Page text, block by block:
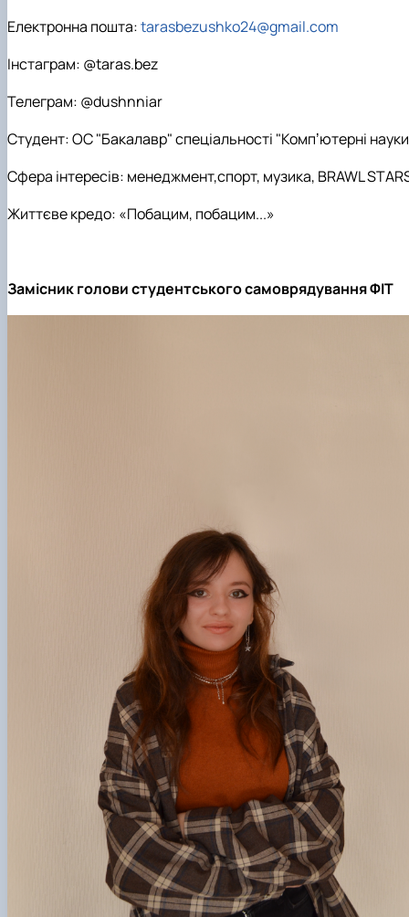
Електронна пошта:tarasbezushko24@gmail.com
Інстаграм: @taras.bez
Телеграм: @dushnniar
Студент: ОС "Бакалавр" спеціальності "Компʼютерні
Сфера інтересів: менеджмент,спорт, музика, BRAWL
Життєве кредо: «Побацим, побацим...»
Замісник голови студентського самоврядування ФІТ